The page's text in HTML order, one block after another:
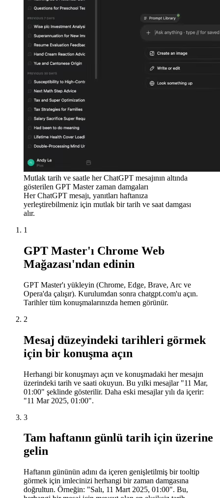
Mutlak tarih ve saatle her ChatGPT mesajının altında
gösterilen GPT Master zaman damgaları
Her ChatGPT mesajı, yanıtları haftanıza
yerleştirebilmeniz için mutlak bir tarih ve saat damgası
alır.
1
GPT Master'ı Chrome Web
Mağazası'ndan edinin
GPT Master'ı yükleyin (Chrome, Edge, Brave, Arc ve
Opera'da çalışır). Kurulumdan sonra chatgpt.com'u açın.
Tarihler tüm konuşmalarınızda hemen görünür.
2
Mesaj düzeyindeki tarihleri görmek
için bir konuşma açın
Herhangi bir konuşmayı açın ve konuşmadaki her mesajın
üzerindeki tarih ve saati okuyun. Bu yılki mesajlar "11 Mar,
01:00" şeklinde gösterilir. Daha eski mesajlar yılı da içerir:
"11 Mar 2025, 01:00".
3
Tam haftanın günlü tarih için üzerine
gelin
Haftanın gününün adını da içeren genişletilmiş bir tooltip
görmek için imlecinizi herhangi bir zaman damgasına
doğrultun. Örneğin: "Salı, 11 Mart 2025, 01:00". Bu,